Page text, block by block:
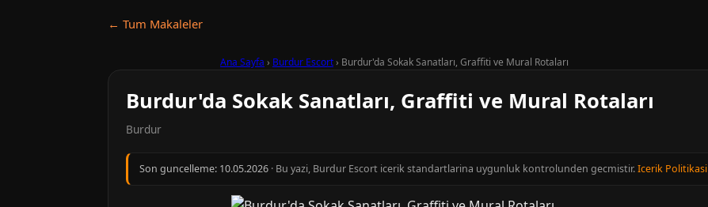
← Tum Makaleler
Ana Sayfa › Burdur Escort› Burdur'da Sokak Sanatları, Graffiti ve Mural Rotaları
Burdur'da Sokak Sanatları, Graffiti ve Mural Rotaları
Burdur
Son guncelleme: 10.05.2026 · Bu yazi, Burdur Escort icerik standartlarina uygunluk kontrolunden gecmistir.Icerik Politikasi